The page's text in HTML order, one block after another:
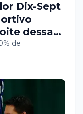
Dix-Sept
dessa
Copa
de